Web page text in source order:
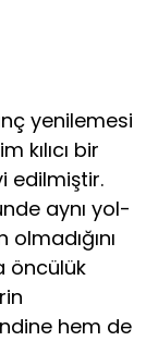
yenilemesi
kılıcı bir
edilmiştir.
aynı yol­
öncülük
hem de